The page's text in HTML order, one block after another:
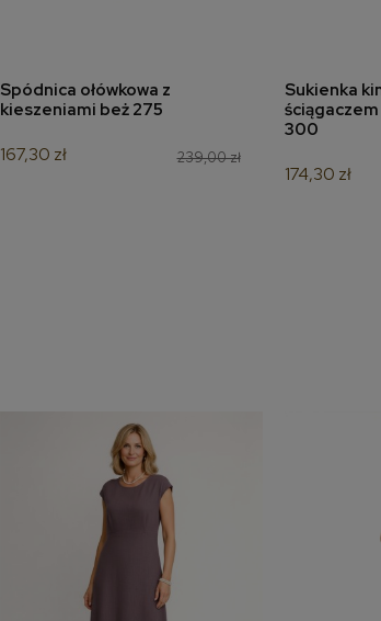
dodaj do koszyka
Spódnica ołówkowa z
kieszeniami beż 275
239,00 zł
167,30 zł
Sukienka
300
174,30 zł